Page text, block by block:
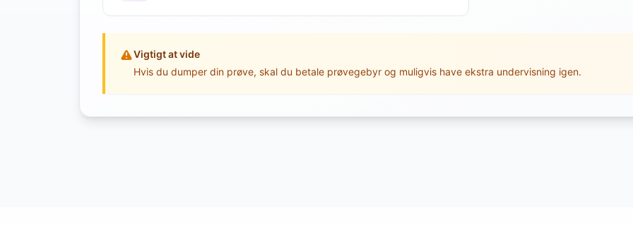
Vigtigt at vide
Hvis du dumper din prøve, skal du betale prøvegebyr og muligvis have ekstra undervisning igen.